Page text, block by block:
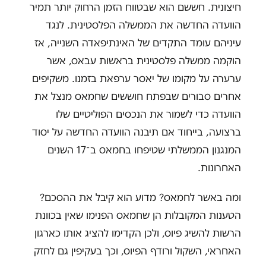
חיצונית. חששם הוא שבטווח הזמן הרחוק יותר תמיר
הוועדה החדשה את הממשלה הפלסטינית. לנגד
עיניהם עומד התקדים של האינתיפאדה השנייה, אז
הוקמה ממשלה פלסטינית בראשות עבאס, אשר
ערערה על מקומו של יאסר ערפאת בזמנו. משקיפים
אחרים סבורים שבפתח חוששים שחמאס מנצל את
הוועדה כדי לשמור את הנכסים הפוליטיים שלו
ברצועה, בייחוד אם תיבנה הוועדה החדשה על יסוד
המנגנון הממשלתי שטיפחו בחמאס ב־17 השנים
האחרונות.
ומה באשר לחמאס? מדוע הוא קיבל את ההסכם?
הטענות המקובלות הן שחמאס הפנימו שאין בכוונת
הרשות להשיג פיוס, ולכן הקדימו להציג אותו כארגון
האחראי, השקול ורודף הפיוס, וכך בעקיפין גם לחזק